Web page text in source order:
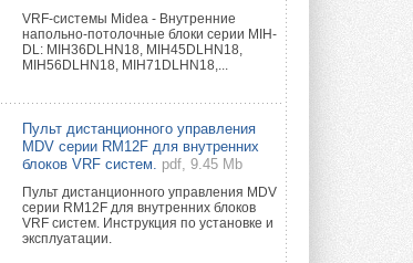
VRF-системы Midea - Внутренние
напольно-потолочные блоки серии MIH-
DL: MIH36DLHN18, MIH45DLHN18,
MIH56DLHN18, MIH71DLHN18,...
Пульт дистанционного управления
MDV серии RM12F для внутренних
блоков VRF систем.
pdf, 9.45 Mb
Пульт дистанционного управления MDV
серии RM12F для внутренних блоков
VRF систем. Инструкция по установке и
эксплуатации.